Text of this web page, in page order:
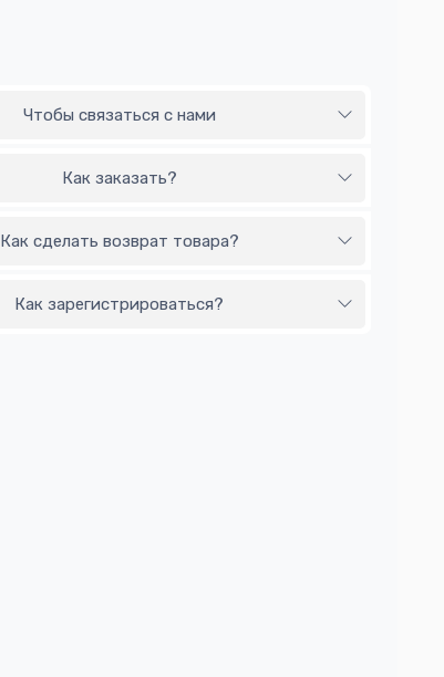
Чтобы связаться с нами
Как заказать?
Как сделать возврат товара?
Как зарегистрироваться?